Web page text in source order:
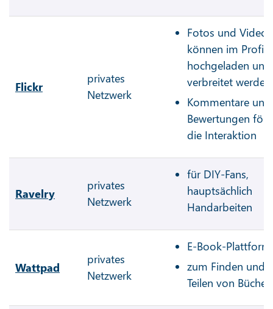
Flickr
privates
Netzwerk
Fotos und Videos
können im Profil
hochgeladen und
verbreitet werden
Kommentare und
Bewertungen
die Interaktion
Ravelry
privates
Netzwerk
für DIY-Fans,
hauptsächlich
Handarbeiten
Wattpad
privates
Netzwerk
E-Book-Plattform
zum Finden und
Teilen von